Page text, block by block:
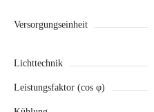
Versorgungseinheit
Lichttechnik
Leistungsfaktor (cos φ)